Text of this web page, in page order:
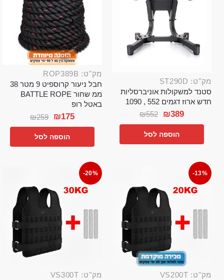
מק"ט: ST290D
סטנד למשקולות אוניברסליות
חדש ארוז דגמים 552 , 1090
₪552 ₪389
הוספה לסל
מק"ט: ROP389B
חבל ניעור קרוספיט 9 מטר 38
ממ שחור BATTLE ROPE
באטל רופ
₪259 ₪175
הוספה לסל
-13%
מק"ט: VS200T
-20%
מק"ט: VS300T